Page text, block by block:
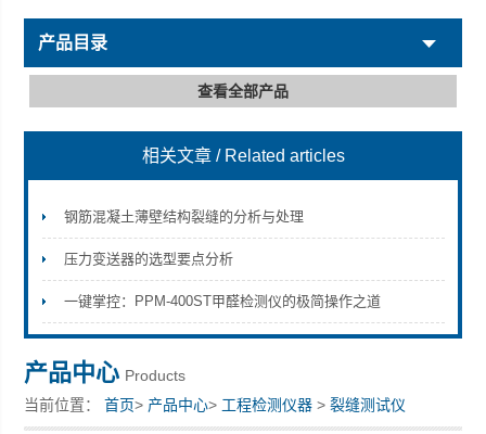
深圳市深博瑞仪器仪表有限公司
产品目录
查看全部产品
相关文章 / Related articles
钢筋混凝土薄壁结构裂缝的分析与处理
压力变送器的选型要点分析
一键掌控：PPM-400ST甲醛检测仪的极简操作之道
产品中心 Products
当前位置：首页> 产品中心> 工程检测仪器 >裂缝测试仪